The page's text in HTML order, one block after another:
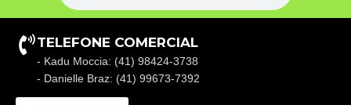
TELEFONE COMERCIAL
- Kadu Moccia: (41) 98424-3738
- Danielle Braz: (41) 99673-7392